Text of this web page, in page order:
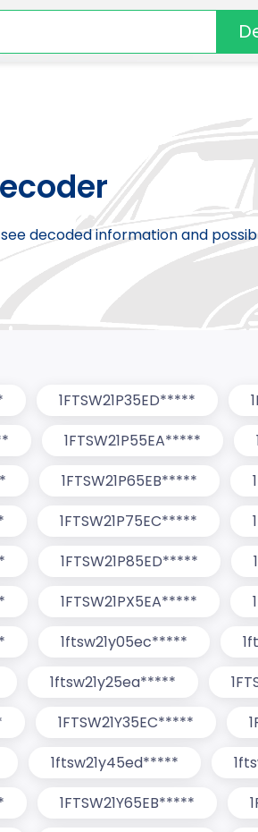
decoded information and
1FTSW21P35ED*****
1FTSW21P55EA*****
1FTSW21P65EB*****
1FTSW21P75EC*****
1FTSW21P85ED*****
1FTSW21PX5EA*****
1ftsw21y05ec*****
1ftsw21y25ea*****
1FTSW21Y35EC*****
1ftsw21y45ed*****
1FTSW21Y65EB*****